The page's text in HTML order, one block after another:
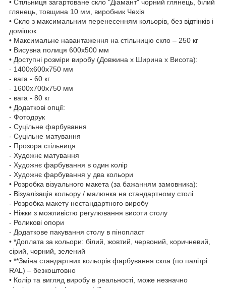
• Стільниця загартоване скло "Діамант" чорний глянець, білий
глянець, товщина 10 мм, виробник Чехія
• Скло з максимальним перенесенням кольорів, без відтінків і
домішок
• Максимальне навантаження на стільницю скло – 250 кг
• Висувна полиця 600х500 мм
• Доступні розміри виробу (Довжина x Ширина x Висота):
- 1400х600х750 мм
- вага - 60 кг
- 1600х700х750 мм
- вага - 80 кг
• Додаткові опції:
- Фотодрук
- Суцільне фарбування
- Суцільне матування
- Прозора стільниця
- Художнє матування
- Художнє фарбування в один колір
- Художнє фарбування у два кольори
• Розробка візуального макета (за бажанням замовника):
- Візуалізація кольору / малюнка на стандартному столі
- Розробка макету нестандартного виробу
- Ніжки з можливістю регулювання висоти столу
- Роликові опори
- Додаткове пакування столу в пінопласт
• *Доплата за кольори: білий, жовтий, червоний, коричневий,
сірий, чорний, зелений
• **Зміна стандартних кольорів фарбування скла (по палітрі
RAL) – безкоштовно
• Колір та вигляд виробу в реальності, може незначно